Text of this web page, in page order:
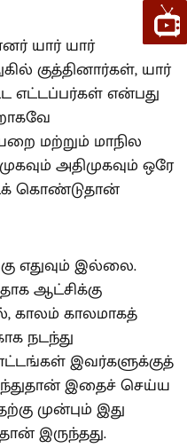
யார் யார்
குத்தினார்கள், யார்
எட்டப்பர்கள் என்பது
மற்றும் மாநில
அதிமுகவும் ஒரே
கொண்டுதான்
எதுவும் இல்லை.
ஆட்சிக்கு
காலம் காலமாகத்
நடந்து
இவர்களுக்குத்
இதைச் செய்ய
முன்பும் இது
இருந்தது.